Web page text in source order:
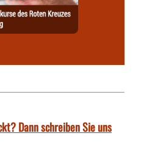
Dann schreiben Sie uns